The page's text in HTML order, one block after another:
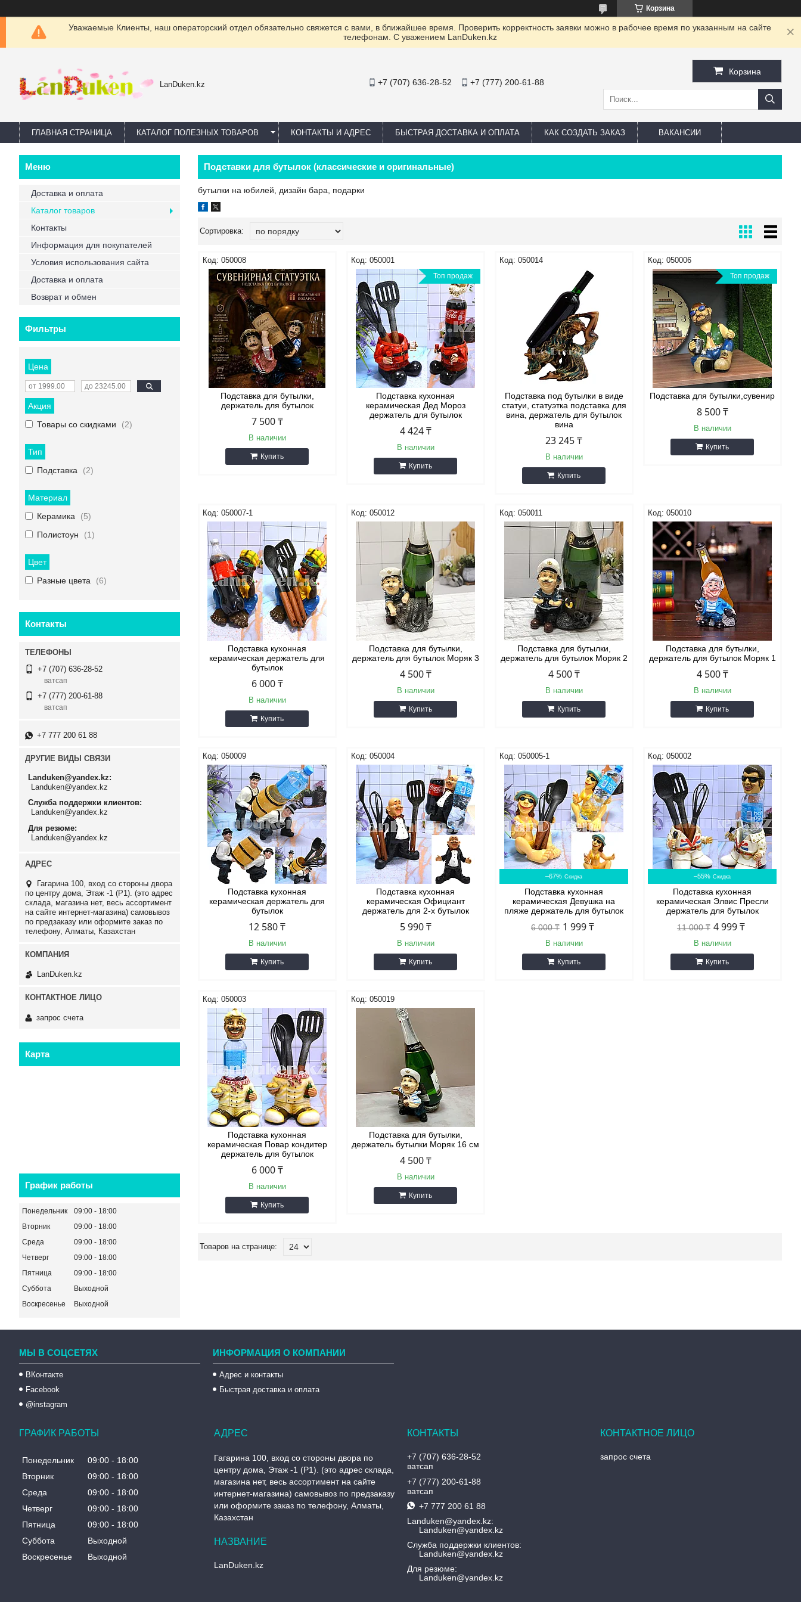
Корзина
Уважаемые Клиенты, наш операторский отдел обязательно свяжется с вами, в ближайшее время. Проверить корректность заявки можно в рабочее время по указанным на сайте
телефонам. С уважением LanDuken.kz
LanDuken.kz +7 (707) 636-28-52 +7 (777) 200-61-88
Корзина
ГЛАВНАЯ СТРАНИЦА КАТАЛОГ ПОЛЕЗНЫХ ТОВАРОВ КОНТАКТЫ И АДРЕС БЫСТРАЯ ДОСТАВКА И ОПЛАТА КАК СОЗДАТЬ ЗАКАЗ ВАКАНСИИ
Подставки для бутылок (классические и оригинальные)
бутылки на юбилей, дизайн бара, подарки
050008
Подставка для бутылки,
держатель для бутылок
7 500 ₸
В наличии
Купить
050001
Топ продаж
Подставка кухонная
керамическая Дед Мороз
держатель для бутылок
4 424 ₸
В наличии
Купить
050014
Подставка под бутылки в виде
статуи, статуэтка подставка для
вина, держатель для бутылок
вина
23 245 ₸
В наличии
Купить
050006
Топ продаж
Подставка для бутылки,сувенир
8 500 ₸
В наличии
Купить
050007-1
Подставка кухонная
керамическая держатель для
бутылок
6 000 ₸
В наличии
Купить
050012
Подставка для бутылки,
держатель для бутылок Моряк 3
4 500 ₸
В наличии
Купить
050011
Подставка для бутылки,
держатель для бутылок Моряк 2
4 500 ₸
В наличии
Купить
050010
Подставка для бутылки,
держатель для бутылок Моряк 1
4 500 ₸
В наличии
Купить
050009
Подставка кухонная
керамическая держатель для
бутылок
12 580 ₸
В наличии
Купить
050004
Подставка кухонная
керамическая Официант
держатель для 2-х бутылок
5 990 ₸
В наличии
Купить
050005-1
–67%
Подставка кухонная
керамическая Девушка на
пляже держатель для бутылок
6 000 ₸ 1 999 ₸
В наличии
Купить
050002
–55%
Подставка кухонная
керамическая Элвис Пресли
держатель для бутылок
11 000 ₸ 4 999 ₸
В наличии
Купить
050003
Подставка кухонная
керамическая Повар кондитер
держатель для бутылок
6 000 ₸
В наличии
Купить
050019
Подставка для бутылки,
держатель бутылки Моряк 16 см
4 500 ₸
В наличии
Купить
Доставка и оплата
Каталог товаров
Контакты
Информация для покупателей
Условия использования сайта
Доставка и оплата
Возврат и обмен
Фильтры
Цена
Акция
Товары со скидками
2
Тип
Подставка
2
Материал
Керамика
5
Полистоун
1
Цвет
Разные цвета
6
Контакты
+7 (707) 636-28-52
ватсап
+7 (777) 200-61-88
ватсап
+7 777 200 61 88
ДРУГИЕ ВИДЫ СВЯЗИ
Landuken@yandex.kz
Landuken@yandex.kz
Служба поддержки клиентов
Landuken@yandex.kz
Для резюме
Landuken@yandex.kz
Гагарина 100, вход со стороны двора
по центру дома, Этаж -1 (P1). (это адрес
склада, магазина нет, весь ассортимент
на сайте интернет-магазина) самовывоз
по предзаказу или оформите заказ по
телефону, Алматы, Казахстан
LanDuken.kz
запрос счета
Карта
График работы
Понедельник 09:00
18:00
Вторник
09:00
18:00
Среда
09:00
18:00
Четверг
09:00
18:00
Пятница
09:00
18:00
Суббота
Выходной
Воскресенье
Выходной
МЫ В СОЦСЕТЯХ
ВКонтакте
Facebook
@instagram
ИНФОРМАЦИЯ О КОМПАНИИ
Адрес и контакты
Быстрая доставка и оплата
ГРАФИК РАБОТЫ
Понедельник 09:00
18:00
Вторник
09:00
18:00
Среда
09:00
18:00
Четверг
09:00
18:00
Пятница
09:00
18:00
Суббота
Выходной
Воскресенье
Выходной
Гагарина 100, вход со стороны двора по
центру дома, Этаж -1 (P1). (это адрес склада,
магазина нет, весь ассортимент на сайте
интернет-магазина) самовывоз по предзаказу
или оформите заказ по телефону, Алматы,
Казахстан
LanDuken.kz
+7 (707) 636-28-52
ватсап
+7 (777) 200-61-88
ватсап
+7 777 200 61 88
Landuken@yandex.kz
Landuken@yandex.kz
Служба поддержки клиентов
Landuken@yandex.kz
Для резюме
Landuken@yandex.kz
запрос счета